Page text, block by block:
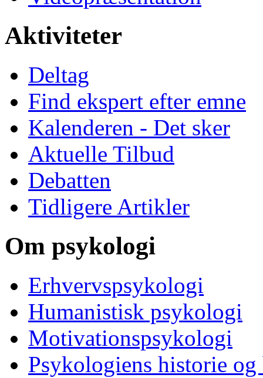
Aktiviteter
Deltag
Find ekspert efter emne
Kalenderen - Det sker
Aktuelle Tilbud
Debatten
Tidligere Artikler
Om psykologi
Erhvervspsykologi
Humanistisk psykologi
Motivationspsykologi
Psykologiens historie og